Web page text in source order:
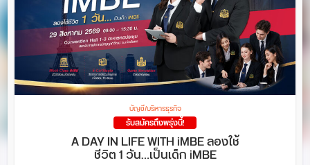
บัญชี/บริหารธุรกิจ
รับสมัครถึงพรุ่งนี้!
A DAY IN LIFE WITH iMBE ลองใช้
ชีวิต 1 วัน…เป็นเด็ก iMBE